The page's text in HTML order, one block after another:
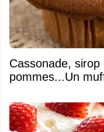
​Cassonade,
pommes...Un